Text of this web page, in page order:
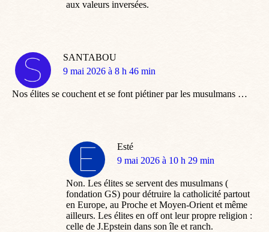
aux valeurs inversées.
SANTABOU
dit
9 mai 2026 à 8 h 46 min
Nos élites se couchent et se font piétiner par les musulmans …
Esté
dit
9 mai 2026 à 10 h 29 min
Non. Les élites se servent des musulmans (
fondation GS) pour détruire la catholicité partout
en Europe, au Proche et Moyen-Orient et même
ailleurs. Les élites en off ont leur propre religion :
celle de J.Epstein dans son île et ranch.